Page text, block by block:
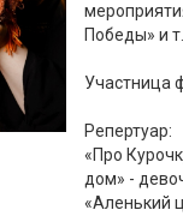
Победы» и
Участница
Репертуар:
«Про
дом» -
«Аленький